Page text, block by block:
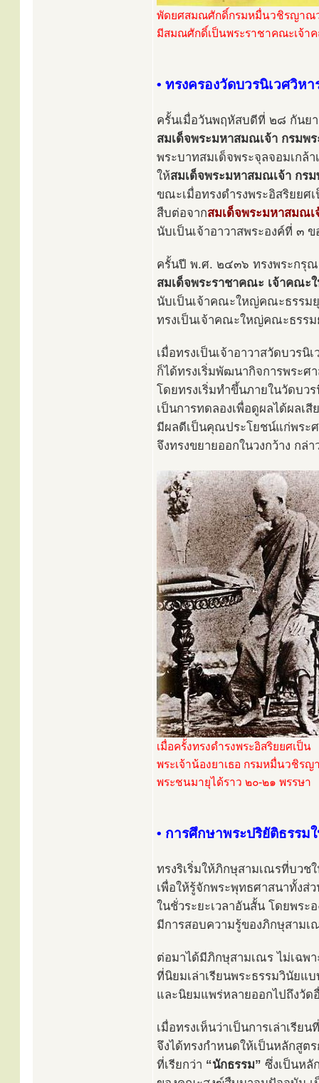
พัดยศสมณศักดิ์กรมหมื่นวชิรญาณ
มีสมณศักดิ์เป็นพระราชาคณะเจ้า
• ทรงครองวัดบวรนิเวศวิหา
ครั้นเมื่อวันพฤหัสบดีที่ ๒๘ กันย
สมเด็จพระมหาสมณเจ้า กรมพ
พระบาทสมเด็จพระจุลจอมเกล้
ให้สมเด็จพระมหาสมณเจ้า กร
ขณะเมื่อทรงดำรงพระอิสริยยศ
สืบต่อจากสมเด็จพระมหาสมณเ
นับเป็นเจ้าอาวาสพระองค์ที่ ๓ ข
ครั้นปี พ.ศ. ๒๔๓๖ ทรงพระกรุณ
สมเด็จพระราชาคณะ เจ้าคณ
นับเป็นเจ้าคณะใหญ่คณะธรรม
ทรงเป็นเจ้าคณะใหญ่คณะธรร
เมื่อทรงเป็นเจ้าอาวาสวัดบวรนิ
ก็ได้ทรงเริ่มพัฒนากิจการพระศ
โดยทรงเริ่มทำขึ้นภายในวัดบว
เป็นการทดลองเพื่อดูผลได้ผลเ
มีผลดีเป็นคุณประโยชน์แก่พระ
จึงทรงขยายออกในวงกว้าง กล่
เมื่อครั้งทรงดำรงพระอิสริยยศเป็น
พระเจ้าน้องยาเธอ กรมหมื่นวชิรญ
พระชนมายุได้ราว ๒๐-๒๑ พรรษา
• การศึกษาพระปริยัติธรรม
ทรงริเริ่มให้ภิกษุสามเณรที่บวช
เพื่อให้รู้จักพระพุทธศาสนาทั้งส่
ในชั่วระยะเวลาอันสั้น โดยพระ
มีการสอบความรู้ของภิกษุสาม
ต่อมาได้มีภิกษุสามเณร ไม่เฉพ
ที่นิยมเล่าเรียนพระธรรมวินัยแ
และนิยมแพร่หลายออกไปถึงวัด
เมื่อทรงเห็นว่าเป็นการเล่าเรี
จึงได้ทรงกำหนดให้เป็นหลักสูต
ที่เรียกว่า “นักธรรม” ซึ่งเป็นหลั